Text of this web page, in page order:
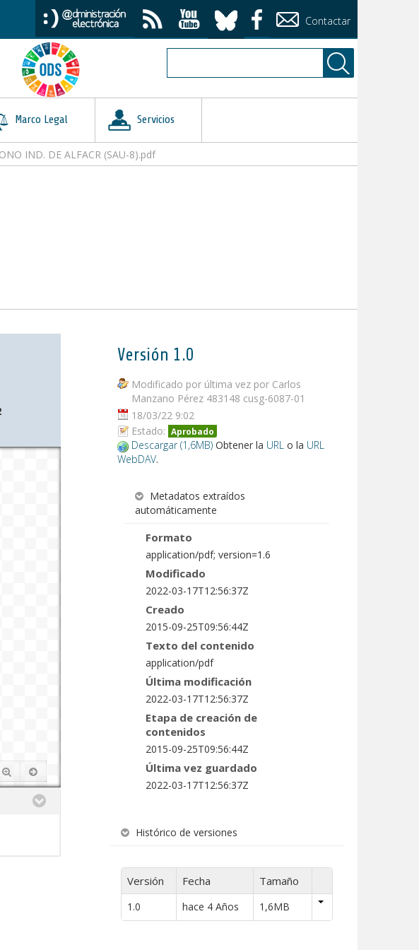
Contactar
Marco Legal Servicios
IND. DE ALFACR (SAU-8).pdf
Versión 1.0
Modificado por última vez por Carlos
Manzano Pérez 483148 cusg-6087-01
18/03/22 9:02
Estado: Aprobado
Descargar (1,6MB) Obtener la URLo la URL
WebDAV.
Metadatos extraídos
automáticamente
Formato
application/pdf; version=1.6
Modificado
2022-03-17T12:56:37Z
Creado
2015-09-25T09:56:44Z
Texto del contenido
application/pdf
Última modificación
2022-03-17T12:56:37Z
Etapa de creación de
contenidos
2015-09-25T09:56:44Z
Última vez guardado
2022-03-17T12:56:37Z
Histórico de versiones
Versión Fecha Tamaño
1.0 hace 4 Años 1,6MB